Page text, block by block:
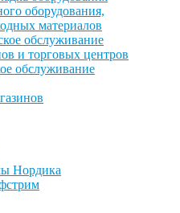
оборудования,
материалов
обслуживание
и торговых центров
обслуживание
Нордика